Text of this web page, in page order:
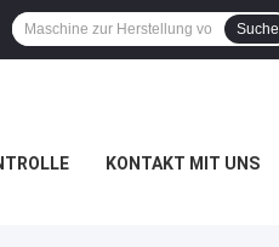
Suche
KONTAKT MIT UNS